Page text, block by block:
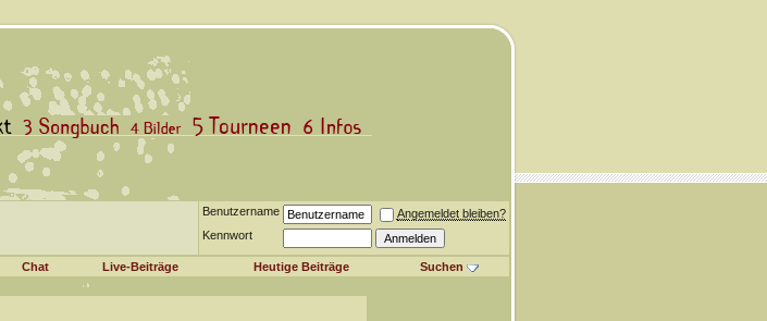
Benutzername
Angemeldet bleiben?
Kennwort
Chat Live-Beiträge Heutige Beiträge Suchen